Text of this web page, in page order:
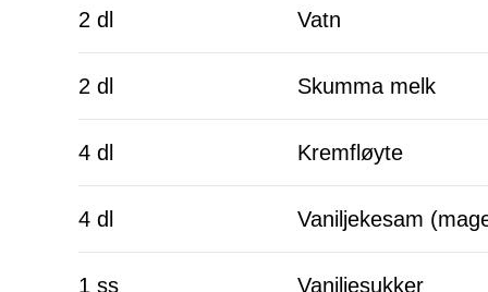
2 dl Vatn
2 dl Skumma melk
4 dl Kremfløyte
4 dl Vaniljekesam
1 ss Vaniljesukker